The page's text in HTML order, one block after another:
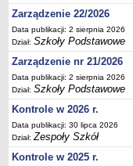
PORADNIE
Zespół Poradni
BIURO FINANSÓW OŚWIATY
Dane podstawowe
Statut
Majątek
Ogłoszenia
Zarządzenia
Zarządzenie 22/2026
Data publikacji: 2 sierpnia 2026
Dział:Szkoły Podstawowe
Zarządzenie nr 21/2026
Data publikacji: 2 sierpnia 2026
Dział:Szkoły Podstawowe
Kontrole w 2026 r.
Data publikacji: 30 lipca 2026
Dział:Zespoły Szkół
Kontrole w 2025 r.